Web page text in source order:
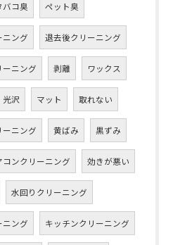
バコ臭 ペット臭
ニング 退去後クリーニング
ーニング 剥離 ワックス
光沢 マット 取れない
ーニング 黄ばみ 黒ずみ
ンクリーニング 効きが悪い
水回りクリーニング
ニング キッチンクリーニング